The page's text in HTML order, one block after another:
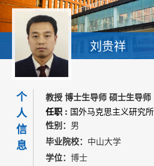
科学研究
教学研究
获奖信息
招生信息
学生信息
我的相册
刘贵祥
个
人
信
息
教授 博士生导师 硕士生导师
任职 : 国外马克思主义研究
性别： 男
毕业院校： 中山大学
学位： 博士